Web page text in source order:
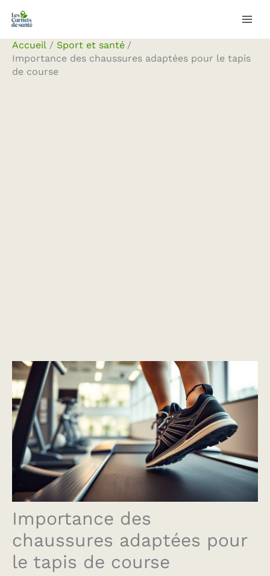
Aller
contenu
Accueil
Sport et santé
Importance des chaussures adaptées pour le tapis
de course
Importance des
chaussures adaptées pour
le tapis de course
Rechercher